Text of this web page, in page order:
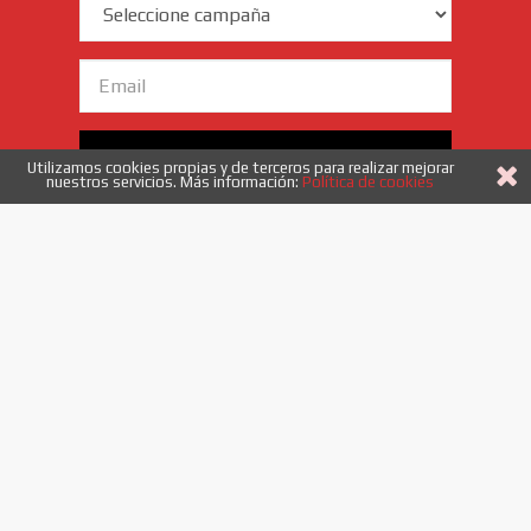
Aceptolos términos y condiciones
Utilizamos cookies propias y de terceros para realizar mejorar
nuestros servicios. Más información:Política de cookies